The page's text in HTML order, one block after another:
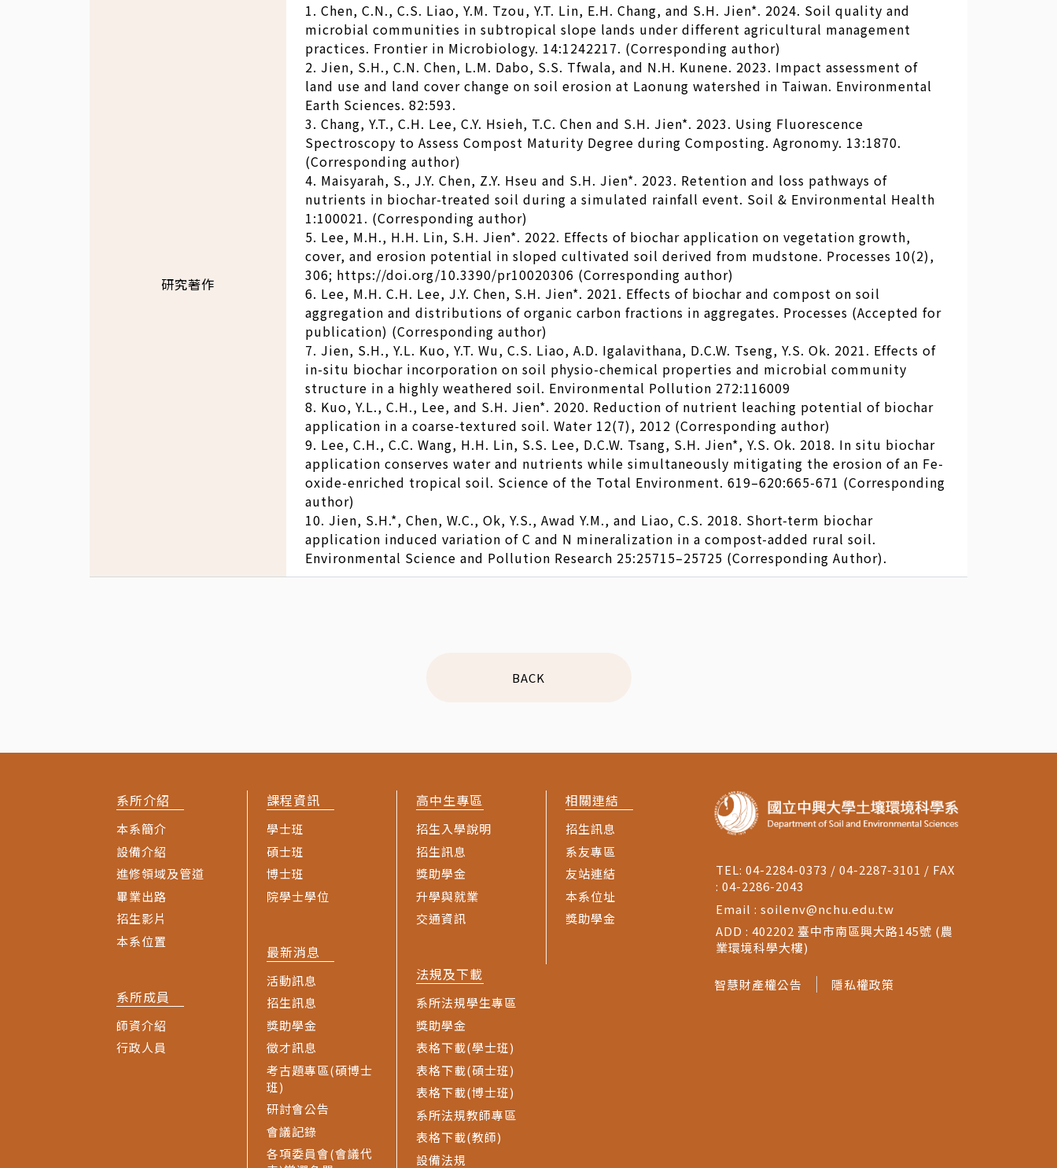
研究著作
1. Chen, C.N., C.S. Liao, Y.M. Tzou, Y.T. Lin, E.H. Chang, and S.H. Jien*. 2024. Soil quality and
microbial communities in subtropical slope lands under different agricultural management
practices. Frontier in Microbiology. 14:1242217. (Corresponding author)
2. Jien, S.H., C.N. Chen, L.M. Dabo, S.S. Tfwala, and N.H. Kunene. 2023. Impact assessment of
land use and land cover change on soil erosion at Laonung watershed in Taiwan. Environmental
Earth Sciences. 82:593.
3. Chang, Y.T., C.H. Lee, C.Y. Hsieh, T.C. Chen and S.H. Jien*. 2023. Using Fluorescence
Spectroscopy to Assess Compost Maturity Degree during Composting. Agronomy. 13:1870.
(Corresponding author)
4. Maisyarah, S., J.Y. Chen, Z.Y. Hseu and S.H. Jien*. 2023. Retention and loss pathways of
nutrients in biochar-treated soil during a simulated rainfall event. Soil & Environmental Health
1:100021. (Corresponding author)
5. Lee, M.H., H.H. Lin, S.H. Jien*. 2022. Effects of biochar application on vegetation growth,
cover, and erosion potential in sloped cultivated soil derived from mudstone. Processes 10(2),
306; https://doi.org/10.3390/pr10020306 (Corresponding author)
6. Lee, M.H. C.H. Lee, J.Y. Chen, S.H. Jien*. 2021. Effects of biochar and compost on soil
aggregation and distributions of organic carbon fractions in aggregates. Processes (Accepted for
publication) (Corresponding author)
7. Jien, S.H., Y.L. Kuo, Y.T. Wu, C.S. Liao, A.D. Igalavithana, D.C.W. Tseng, Y.S. Ok. 2021. Effects of
in-situ biochar incorporation on soil physio-chemical properties and microbial community
structure in a highly weathered soil. Environmental Pollution 272:116009
8. Kuo, Y.L., C.H., Lee, and S.H. Jien*. 2020. Reduction of nutrient leaching potential of biochar
application in a coarse-textured soil. Water 12(7), 2012 (Corresponding author)
9. Lee, C.H., C.C. Wang, H.H. Lin, S.S. Lee, D.C.W. Tsang, S.H. Jien*, Y.S. Ok. 2018. In situ biochar
application conserves water and nutrients while simultaneously mitigating the erosion of an Fe-
oxide-enriched tropical soil. Science of the Total Environment. 619–620:665-671 (Corresponding
author)
10. Jien, S.H.*, Chen, W.C., Ok, Y.S., Awad Y.M., and Liao, C.S. 2018. Short-term biochar
application induced variation of C and N mineralization in a compost-added rural soil.
Environmental Science and Pollution Research 25:25715–25725 (Corresponding Author).
BACK
系所介紹
本系簡介
設備介紹
進修領域及管道
畢業出路
招生影片
本系位置
系所成員
師資介紹
行政人員
課程資訊
學士班
碩士班
博士班
院學士學位
最新消息
活動訊息
招生訊息
獎助學金
徵才訊息
考古題專區(碩博士
班)
研討會公告
會議記錄
各項委員會(會議代
高中生專區
招生入學說明
招生訊息
獎助學金
升學與就業
交通資訊
法規及下載
系所法規學生專區
獎助學金
表格下載(學士班)
表格下載(碩士班)
表格下載(博士班)
系所法規教師專區
表格下載(教師)
設備法規
相關連結
招生訊息
系友專區
友站連結
本系位址
獎助學金
TEL: 04-2284-0373 / 04-2287-3101 / FAX
: 04-2286-2043
Email : soilenv@nchu.edu.tw
ADD : 402202 臺中市南區興大路145號 (農
業環境科學大樓)
智慧財產權公告 隱私權政策